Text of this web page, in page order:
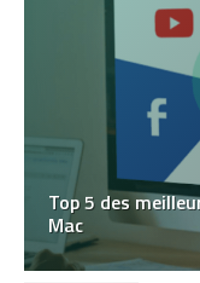
Top 5 des
Mac